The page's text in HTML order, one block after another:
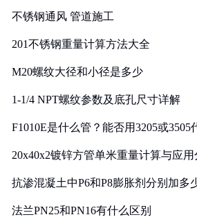
不锈钢通风 管道施工
201不锈钢重量计算方法大全
M20螺纹大径和小径是多少
1-1/4 NPT螺纹参数及底孔尺寸详解
F1010E是什么管？能否用3205或3505
20x40x2镀锌方管单米重量计算与应用
抗渗混凝土中P6和P8膨胀剂分别加多
法兰PN25和PN16有什么区别